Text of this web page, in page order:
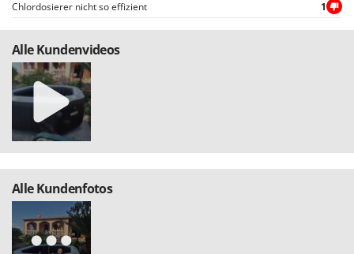
Santos
Sbaraglia
Schnitzer
Seven Italy
Shark
Shindaiwa
Silky
Simatech
Sirman
Skil
Smartwood
Chlordosierer nicht so effizient 1
Alle Kundenvideos
Alle Kundenfotos